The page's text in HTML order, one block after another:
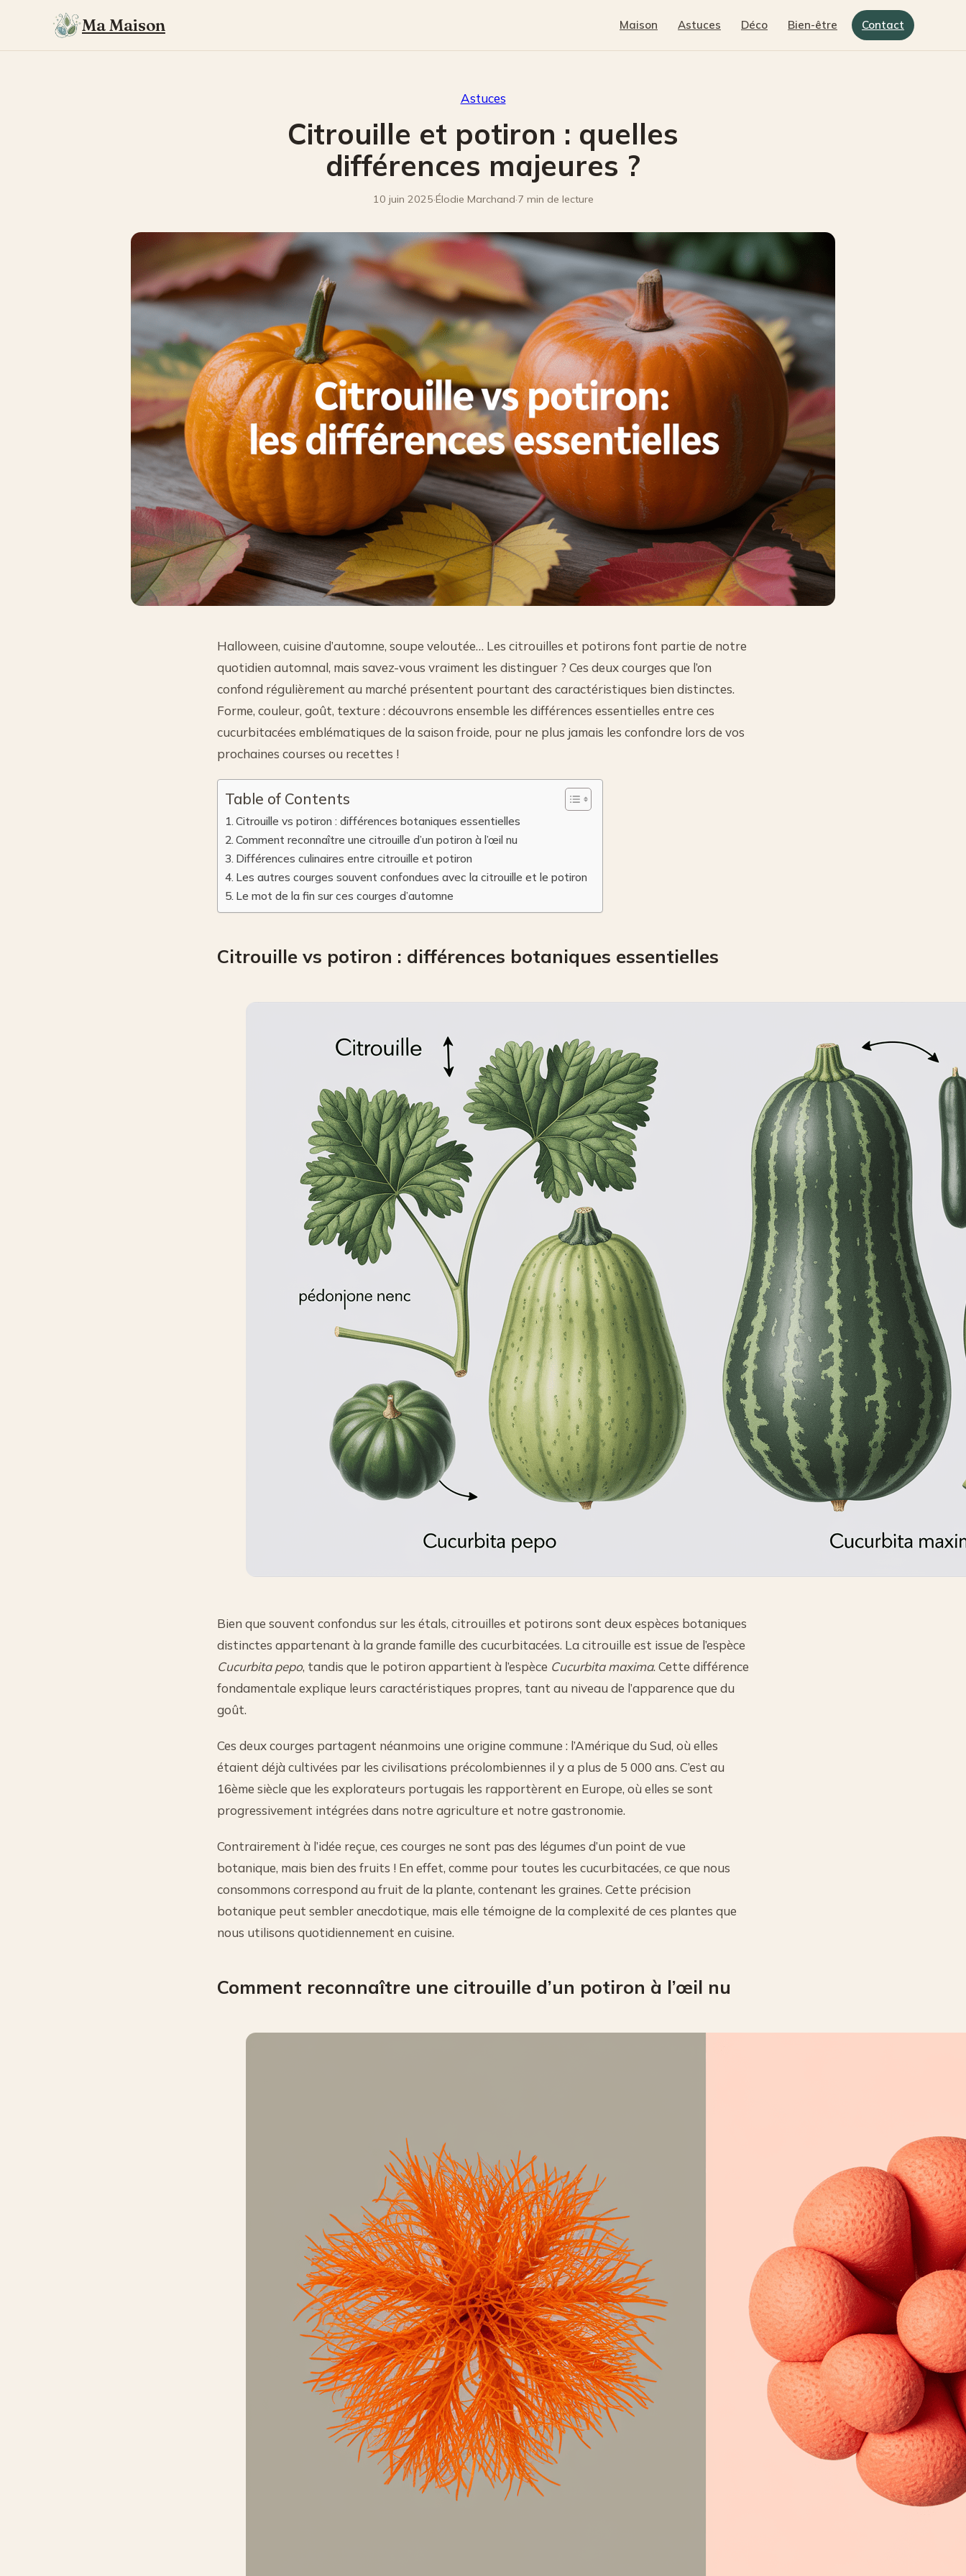
Ma Maison Maison Astuces Déco Bien-être Contact
Astuces
Citrouille et potiron : quelles
différences majeures ?
10 juin 2025·Élodie Marchand·7 min de lecture
Halloween, cuisine d’automne, soupe veloutée… Les citrouilles et potirons font partie de notre
quotidien automnal, mais savez-vous vraiment les distinguer ? Ces deux courges que l’on
confond régulièrement au marché présentent pourtant des caractéristiques bien distinctes.
Forme, couleur, goût, texture : découvrons ensemble les différences essentielles entre ces
cucurbitacées emblématiques de la saison froide, pour ne plus jamais les confondre lors de vos
prochaines courses ou recettes !
Table of Contents
Citrouille vs potiron : différences botaniques essentielles
Comment reconnaître une citrouille d’un potiron à l’œil nu
Différences culinaires entre citrouille et potiron
Les autres courges souvent confondues avec la citrouille et le potiron
Le mot de la fin sur ces courges d’automne
Citrouille vs potiron : différences botaniques essentielles
Bien que souvent confondus sur les étals, citrouilles et potirons sont deux espèces botaniques
distinctes appartenant à la grande famille des cucurbitacées. La citrouille est issue de l’espèce
Cucurbita pepo, tandis que le potiron appartient à l’espèce Cucurbita maxima. Cette différence
fondamentale explique leurs caractéristiques propres, tant au niveau de l’apparence que du
goût.
Ces deux courges partagent néanmoins une origine commune : l’Amérique du Sud, où elles
étaient déjà cultivées par les civilisations précolombiennes il y a plus de 5 000 ans. C’est au
16ème siècle que les explorateurs portugais les rapportèrent en Europe, où elles se sont
progressivement intégrées dans notre agriculture et notre gastronomie.
Contrairement à l’idée reçue, ces courges ne sont pas des légumes d’un point de vue
botanique, mais bien des fruits ! En effet, comme pour toutes les cucurbitacées, ce que nous
consommons correspond au fruit de la plante, contenant les graines. Cette précision
botanique peut sembler anecdotique, mais elle témoigne de la complexité de ces plantes que
nous utilisons quotidiennement en cuisine.
Comment reconnaître une citrouille d’un potiron à l’œil nu